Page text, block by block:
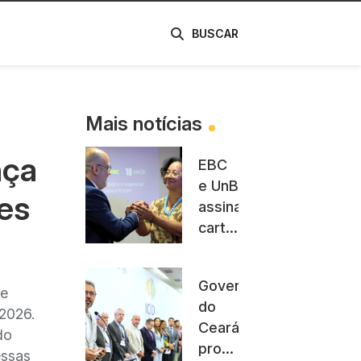
BUSCAR
Mais notícias
EBC
e UnB
assinam
carta
para
parceria
institucional
Governo
do
Ceará
promete